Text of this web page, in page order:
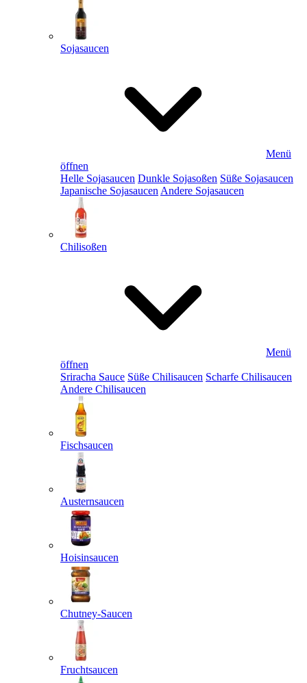
Sojasaucen
Menü
öffnen
Helle Sojasaucen Dunkle Sojasoßen Süße Sojasaucen
Japanische Sojasaucen Andere Sojasaucen
Chilisoßen
Menü
öffnen
Sriracha Sauce Süße Chilisaucen Scharfe Chilisaucen
Andere Chilisaucen
Fischsaucen
Austernsaucen
Hoisinsaucen
Chutney-Saucen
Fruchtsaucen